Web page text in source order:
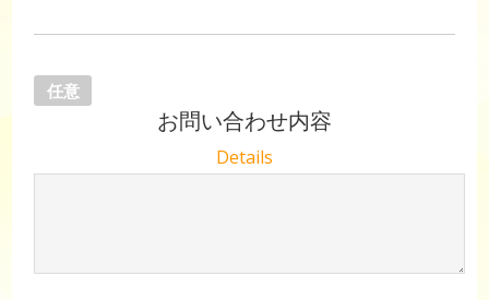
任意
お問い合わせ内容
Details